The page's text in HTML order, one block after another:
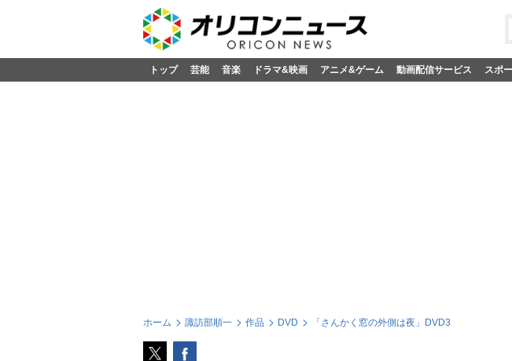
トップ 芸能 音楽 ドラマ&映画 アニメ&ゲーム 動画配信サービス スポ
ホーム 諏訪部順一 作品 DVD 「さんかく窓の外側は夜」DVD3